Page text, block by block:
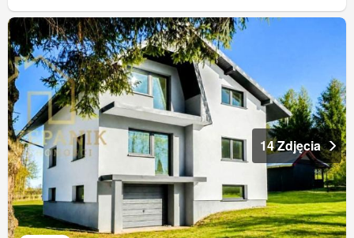
14 Zdjęcia